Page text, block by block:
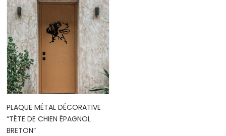
PLAQUE MÉTAL DÉCORATIVE
“TÊTE DE CHIEN ÉPAGNOL
BRETON”